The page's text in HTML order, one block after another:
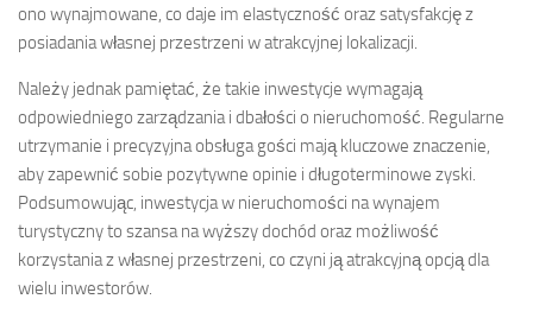
ono wynajmowane, co daje im elastyczność oraz satysfakcję z
posiadania własnej przestrzeni w atrakcyjnej lokalizacji.
Należy jednak pamiętać, że takie inwestycje wymagają
odpowiedniego zarządzania i dbałości o nieruchomość. Regularne
utrzymanie i precyzyjna obsługa gości mają kluczowe znaczenie,
aby zapewnić sobie pozytywne opinie i długoterminowe zyski.
Podsumowując, inwestycja w nieruchomości na wynajem
turystyczny to szansa na wyższy dochód oraz możliwość
korzystania z własnej przestrzeni, co czyni ją atrakcyjną opcją dla
wielu inwestorów.